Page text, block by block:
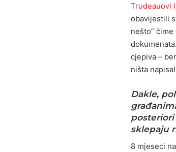
Trudeauovi
obavijestili
nešto”
cjepiva –
ništa
Dakle,
posteriori
sklepaju
8 mjeseci